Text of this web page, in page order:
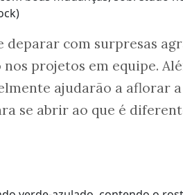
com surpresas
projetos em equipe.
ajudarão a aflorar
se abrir ao que é